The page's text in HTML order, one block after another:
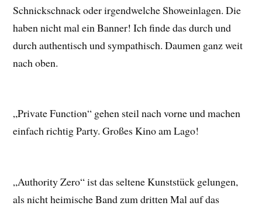
Schnickschnack oder irgendwelche Showeinlagen. Die
haben nicht mal ein Banner! Ich finde das durch und
durch authentisch und sympathisch. Daumen ganz weit
nach oben.
„Private Function“ gehen steil nach vorne und machen
einfach richtig Party. Großes Kino am Lago!
„Authority Zero“ ist das seltene Kunststück gelungen,
als nicht heimische Band zum dritten Mal auf das